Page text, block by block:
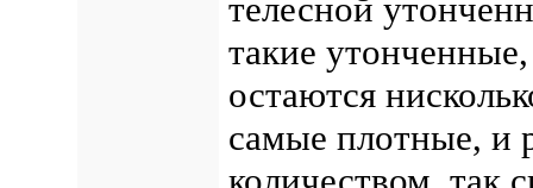
телесной
такие
остаются
самые плотные, и